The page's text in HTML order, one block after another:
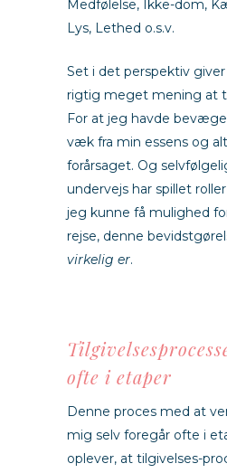
Medfølelse, Ikke-dom,
Lys, Lethed o.s.v.
Set i det perspektiv
rigtig meget mening at
For at jeg havde
væk fra min essens og
forårsaget. Og
undervejs har spillet
jeg kunne få mulighed
rejse, denne
virkelig er.
ofte i etaper
Denne proces med at
mig selv foregår ofte i
oplever, at tilgivelses-